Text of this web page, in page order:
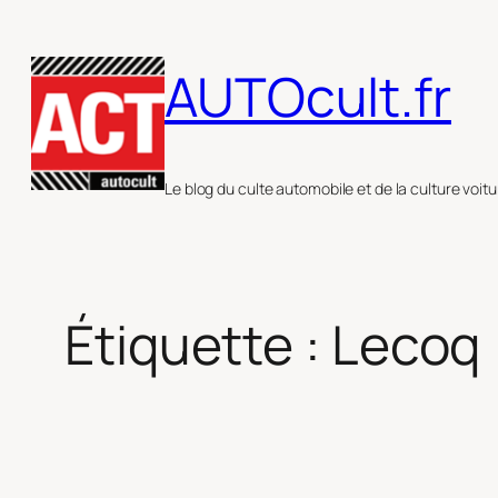
au
contenu
AUTOcult.fr
Le blog du culte automobile et de la culture
Étiquette : Lecoq